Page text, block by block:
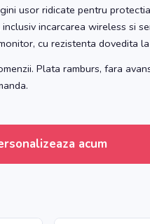
usor ridicate pentru
incarcarea wireless si
cu rezistenta dovedita
Plata ramburs, fara
acum